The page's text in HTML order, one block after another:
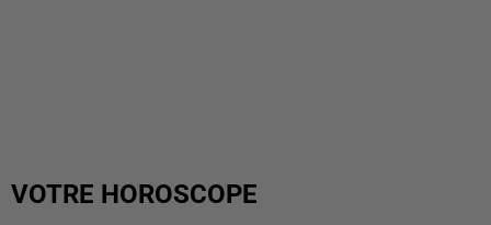
VOTRE HOROSCOPE